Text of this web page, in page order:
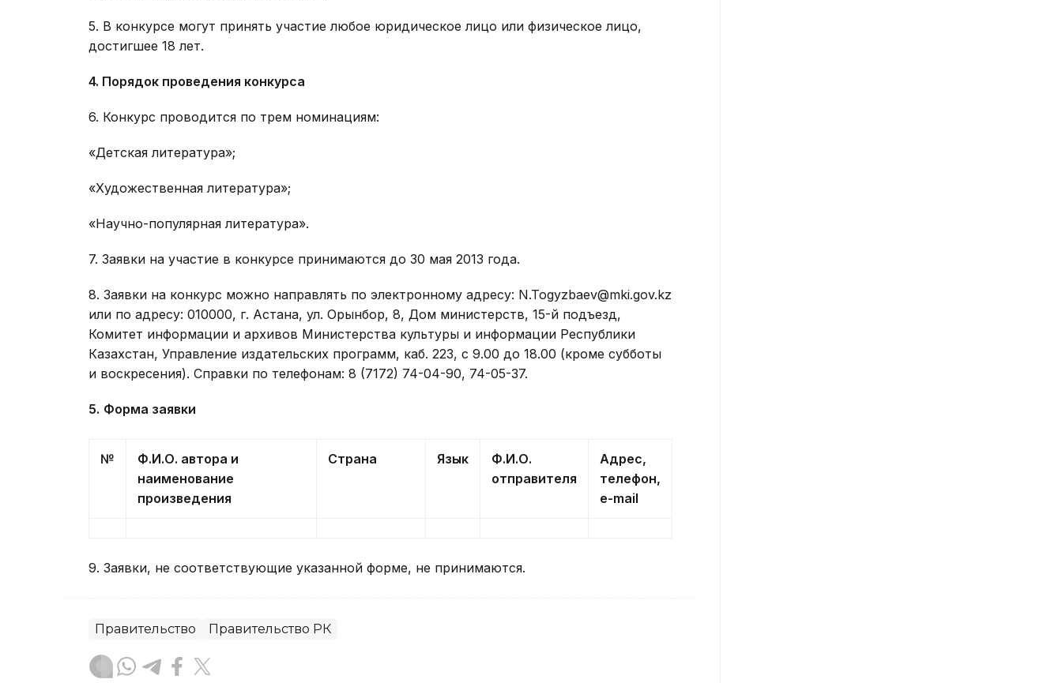
5. В конкурсе могут принять участие любое юридическое лицо или физическое лицо,
достигшее 18 лет.
4. Порядок проведения конкурса
6. Конкурс проводится по трем номинациям:
«Детская литература»;
«Художественная литература»;
«Научно-популярная литература».
7. Заявки на участие в конкурсе принимаются до 30 мая 2013 года.
8. Заявки на конкурс можно направлять по электронному адресу: N.Togyzbaev@mki.gov.kz
или по адресу: 010000, г. Астана, ул. Орынбор, 8, Дом министерств, 15-й подъезд,
Комитет информации и архивов Министерства культуры и информации Республики
Казахстан, Управление издательских программ, каб. 223, с 9.00 до 18.00 (кроме субботы
и воскресения). Справки по телефонам: 8 (7172) 74-04-90, 74-05-37.
5. Форма заявки
№ Ф.И.О. автора и
наименование
произведения
Страна Язык Ф.И.О.
отправителя
Адрес,
телефон,
e-mail
9. Заявки, не соответствующие указанной форме, не принимаются.
Правительство Правительство РК